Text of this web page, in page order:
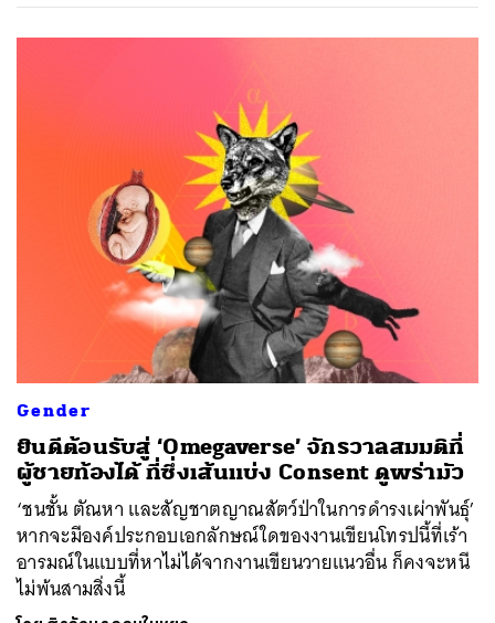
Gender
ยินดีต้อนรับสู่ ‘Omegaverse’ จักรวาลสมมติที่
ผู้ชายท้องได้ ที่ซึ่งเส้นแบ่ง Consent ดูพร่ามัว
‘ชนชั้น ตัณหา และสัญชาตญาณสัตว์ป่าในการดำรงเผ่าพันธุ์’
หากจะมีองค์ประกอบเอกลักษณ์ใดของงานเขียนโทรปนี้ที่เร้า
อารมณ์ในแบบที่หาไม่ได้จากงานเขียนวายแนวอื่น ก็คงจะหนี
ไม่พ้นสามสิ่งนี้
ค้นหา